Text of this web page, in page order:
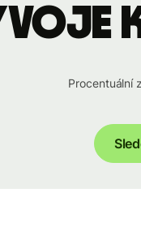
Procentuální